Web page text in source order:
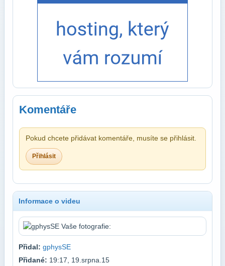
Komentáře
Pokud chcete přidávat komentáře, musíte se přihlásit.
Přihlásit
Informace o videu
Přidal: gphysSE
Přidané: 19:17, 19.srpna.15